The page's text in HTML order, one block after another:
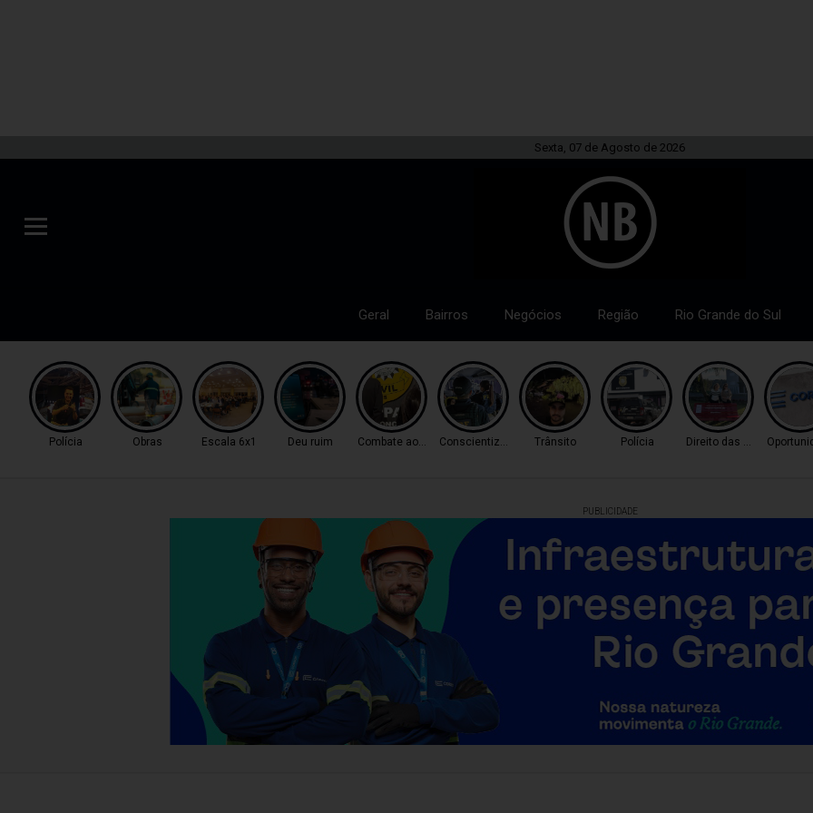
Sexta, 07 de Agosto de 2026
Geral Bairros Negócios Região Rio Grande do Sul
Polícia Obras Escala 6x1 Deu ruim Combate ao TráficoConscientização Trânsito Polícia Direito das Mulheres
PUBLICIDADE